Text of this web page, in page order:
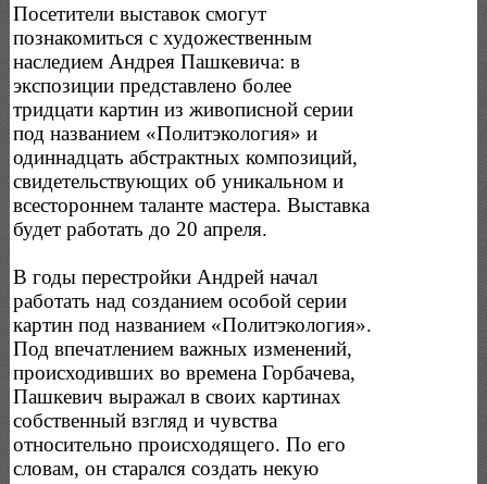
Посетители выставок смогут
познакомиться с художественным
наследием Андрея Пашкевича: в
экспозиции представлено более
тридцати картин из живописной серии
под названием «Политэкология» и
одиннадцать абстрактных композиций,
свидетельствующих об уникальном и
всестороннем таланте мастера. Выставка
будет работать до 20 апреля.
В годы перестройки Андрей начал
работать над созданием особой серии
картин под названием «Политэкология».
Под впечатлением важных изменений,
происходивших во времена Горбачева,
Пашкевич выражал в своих картинах
собственный взгляд и чувства
относительно происходящего. По его
словам, он старался создать некую